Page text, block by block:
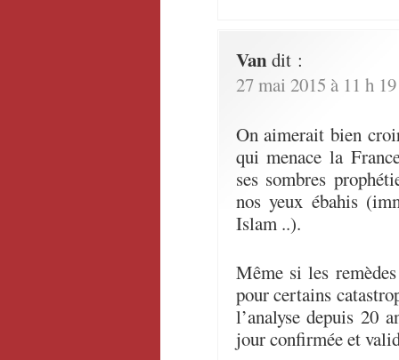
Vandit :
27 mai 2015 à 11 h
On aimerait bien
qui menace la
ses sombres
nos yeux ébahis
Islam ..).
Même si les
pour certains
l’analyse depuis 20
jour confirmée et